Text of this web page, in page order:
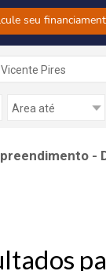
seu
-